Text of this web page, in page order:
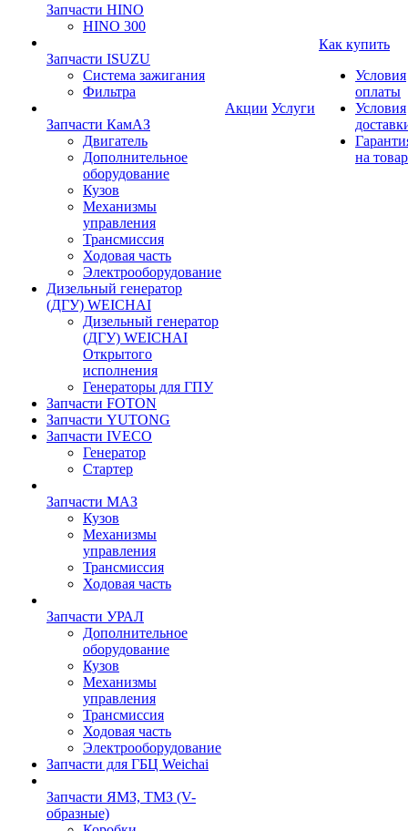
Запчасти HINO
HINO 300
Запчасти ISUZU
Система зажигания
Фильтра
Запчасти КамАЗ
Двигатель
Дополнительное
оборудование
Кузов
Механизмы
управления
Трансмиссия
Ходовая часть
Электрооборудование
Дизельный генератор
(ДГУ) WEICHAI
Дизельный генератор
(ДГУ) WEICHAI
Открытого
исполнения
Генераторы для ГПУ
Запчасти FOTON
Запчасти YUTONG
Запчасти IVECO
Генератор
Стартер
Запчасти МАЗ
Кузов
Механизмы
управления
Трансмиссия
Ходовая часть
Запчасти УРАЛ
Дополнительное
оборудование
Кузов
Механизмы
управления
Трансмиссия
Ходовая часть
Электрооборудование
Запчасти для ГБЦ Weichai
Запчасти ЯМЗ, ТМЗ (V-
образные)
Акции Услуги
Как купить
Условия
оплаты
Условия
на товар